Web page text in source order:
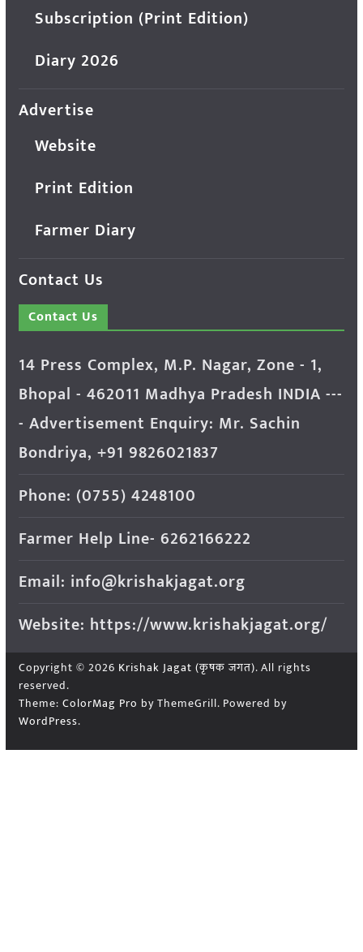
Subscription (Print Edition)
Diary 2026
Advertise
Website
Print Edition
Farmer Diary
Contact Us
Contact Us
14 Press Complex, M.P. Nagar, Zone - 1,
Bhopal - 462011 Madhya Pradesh INDIA ---
- Advertisement Enquiry: Mr. Sachin
Bondriya, +91 9826021837
Phone: (0755) 4248100
Farmer Help Line- 6262166222
Email: info@krishakjagat.org
Website: https://www.krishakjagat.org/
Copyright © 2026 Krishak Jagat (कृषक जगत). All rights
reserved.
Theme: ColorMag Pro by ThemeGrill. Powered by
WordPress.